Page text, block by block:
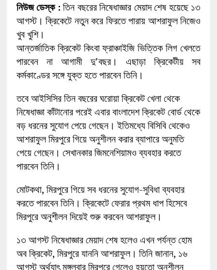
নিউজ ডেস্ক : তিন বছরের নিষেধাজ্ঞার মেয়াদ শেষ হয়েছে ১৩
আগস্ট। ক্রিকেটে নতুন করে ফিরতে পারায় আশরাফুল নিজেও
খুব খুশি।
আন্তর্জাতিক ক্রিকেট কিংবা ফ্রাঞ্চাইজি ভিত্তিক লিগ খেলতে
পারবেন না আগামী দু’বছর। এছাড়া ক্রিকেটীয় সব
কর্মকাণ্ডের সঙ্গে যুক্ত হতে পারবেন তিনি।
তবে আইসিসির তিন বছরের ঘরোয়া ক্রিকেট খেলা থেকে
নিষেধাজ্ঞা কাঁটানোর পরেই এবার বাংলাদেশ ক্রিকেট বোর্ড থেকে
বড় ধরনের সুযোগ পেয়ে গেছেন। ইতিমধ্যে বিসিবি থেকেও
আশরাফুল মিরপুরে গিয়ে অনুশীলন করার ব্যাপারে অনুমতি
পেয়ে গেছেন। সেখানকার জিমনেশিয়ামও ব্যবহার করতে
পারবেন তিনি।
মোটকথা, মিরপুরে গিয়ে সব ধরনের সুযোগ-সুবিধা ব্যবহার
করতে পারবেন তিনি। ক্রিকেটে ফেরার প্রথম ধাপ হিসেবে
মিরপুরে অনুশীলন দিয়েই শুরু করবেন আশরাফুল।
১৩ আগস্ট নিষেধাজ্ঞার মেয়াদ শেষ হলেও এখন পর্যন্ত হোম
অব ক্রিকেট, মিরপুরে যাননি আশরাফুল। তিনি জানান, ১৬
আগস্ট অর্থ্যাৎ মঙ্গলবার মিরপুরে গেলেও হয়তো অনুশীলন